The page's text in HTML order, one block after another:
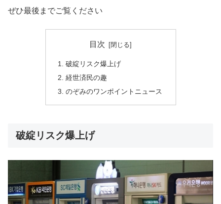
ぜひ最後までご覧ください
目次
破綻リスク爆上げ
経世済民の趣
のぞみのワンポイントニュース
破綻リスク爆上げ